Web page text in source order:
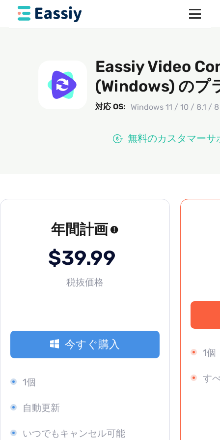
Eassiy Video
(Windows) のプ
対応 OS: Windows 11 / 10 / 8.1 /
無料のカスタマーサ
年間計画
$39.99
税抜価格
今すぐ購入
1個
自動更新
いつでもキャンセル可能
1個
す